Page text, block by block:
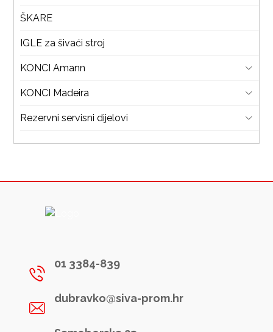
ŠKARE
IGLE za šivaći stroj
KONCI Amann
KONCI Madeira
Rezervni servisni dijelovi
01 3384-839
dubravko@siva-prom.hr